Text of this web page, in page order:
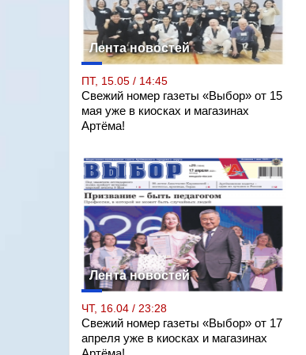
Лента новостей
ПТ, 15.05 / 14:45
Свежий номер газеты «Выбор» от 15
мая уже в киосках и магазинах
Артёма!
Лента новостей
ЧТ, 16.04 / 23:28
Свежий номер газеты «Выбор» от 17
апреля уже в киосках и магазинах